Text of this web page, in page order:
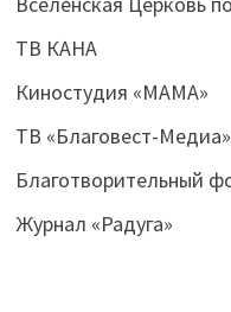
ТВ КАНА
Киностудия «МАМА»
ТВ «Благовест-Медиа»
Благотворительный
Журнал «Радуга»